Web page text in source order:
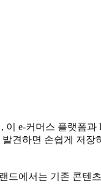
e-커머스 플랫폼과
견하면 손쉽게 저
드에서는 기존 콘텐